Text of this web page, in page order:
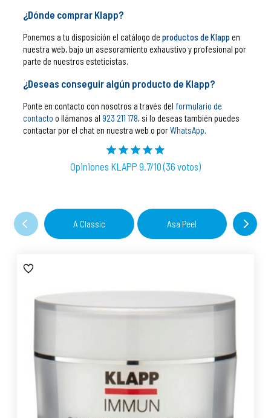
¿Dónde comprar Klapp?
Ponemos a tu disposición el catálogo deproductos de Klapp en
nuestra web, bajo un asesoramiento exhaustivo y profesional por
parte de nuestros esteticistas.
¿Deseas conseguir algún producto de Klapp?
Ponte en contacto con nosotros a través del formulario de
contacto o llámanos al923 211 178, si lo deseas también puedes
contactar por el chat en nuestra web o porWhatsApp.
Opiniones KLAPP 9.7/10 (36 votos)
A Classic Asa Peel